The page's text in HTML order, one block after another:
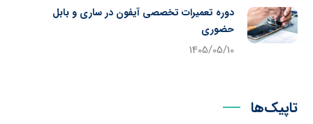
دوره تعمیرات تخصصی آیفون در ساری و بابل
حضوری
1405/05/10
تاپیک‌ها